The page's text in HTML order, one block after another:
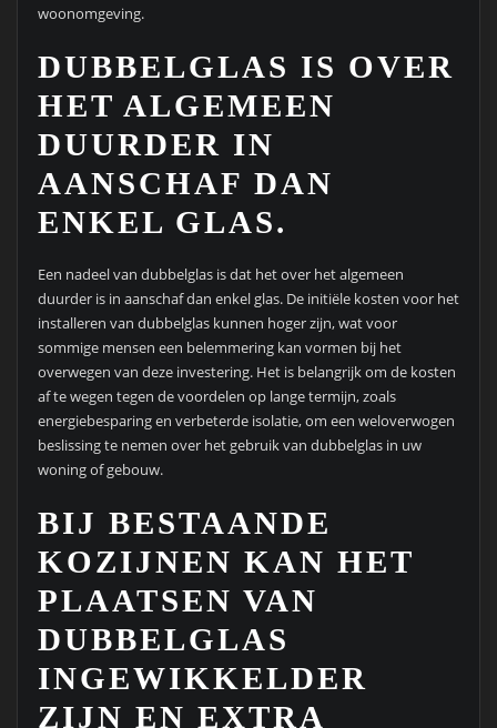
woonomgeving.
DUBBELGLAS IS OVER
HET ALGEMEEN
DUURDER IN
AANSCHAF DAN
ENKEL GLAS.
Een nadeel van dubbelglas is dat het over het algemeen
duurder is in aanschaf dan enkel glas. De initiële kosten voor het
installeren van dubbelglas kunnen hoger zijn, wat voor
sommige mensen een belemmering kan vormen bij het
overwegen van deze investering. Het is belangrijk om de kosten
af te wegen tegen de voordelen op lange termijn, zoals
energiebesparing en verbeterde isolatie, om een weloverwogen
beslissing te nemen over het gebruik van dubbelglas in uw
woning of gebouw.
BIJ BESTAANDE
KOZIJNEN KAN HET
PLAATSEN VAN
DUBBELGLAS
INGEWIKKELDER
ZIJN EN EXTRA